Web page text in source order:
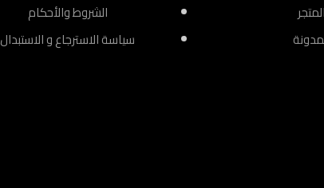
المتجر
الشروط والأحكام
سياسة الاسترجاع و الاستبدال